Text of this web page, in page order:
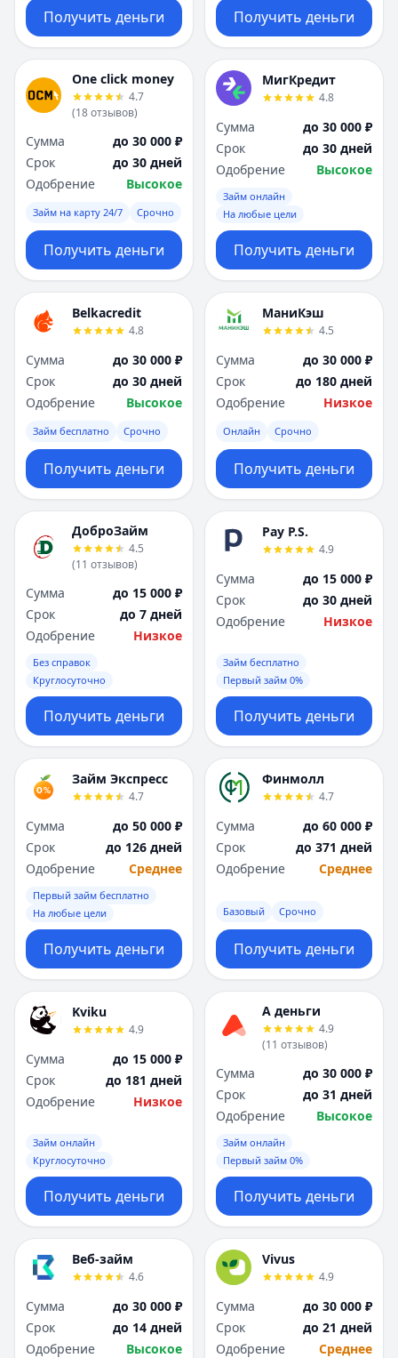
Получить деньги Получить деньги
One click money
4.7
(18отзывов)
Сумма
до 30 000 ₽
Срок
до 30 дней
Одобрение
Высокое
Займ на карту 24/7 Срочно
Получить деньги
МигКредит
4.8
Сумма
до 30 000 ₽
Срок
до 30 дней
Одобрение
Высокое
Займ онлайн
На любые цели
Получить деньги
Belkacredit
4.8
Сумма
до 30 000 ₽
Срок
до 30 дней
Одобрение
Высокое
Займ бесплатно Срочно
Получить деньги
МаниКэш
4.5
Сумма
до 30 000 ₽
Срок
до 180 дней
Одобрение
Низкое
Онлайн Срочно
Получить деньги
ДоброЗайм
4.5
(11 отзывов)
Сумма
до 15 000 ₽
Срок
до 7 дней
Одобрение
Низкое
Без справок
Круглосуточно
Получить деньги
Pay P.S.
4.9
Сумма
до 15 000 ₽
Срок
до 30 дней
Одобрение
Низкое
Займ бесплатно
Первый займ 0%
Получить деньги
Займ Экспресс
4.7
Сумма
до 50 000 ₽
Срок
до 126 дней
Одобрение
Среднее
Первый займ бесплатно
На любые цели
Получить деньги
Финмолл
4.7
Сумма
до 60 000 ₽
Срок
до 371 дней
Одобрение
Среднее
Базовый Срочно
Получить деньги
Kviku
4.9
Сумма
до 15 000 ₽
Срок
до 181 дней
Одобрение
Низкое
Займ онлайн
Круглосуточно
Получить деньги
А деньги
4.9
(11 отзывов)
Сумма
до 30 000 ₽
Срок
до 31 дней
Одобрение
Высокое
Займ онлайн
Первый займ 0%
Получить деньги
Веб-займ
4.6
Сумма
до 30 000 ₽
Срок
до 14 дней
Одобрение
Высокое
Vivus
4.9
Сумма
до 30 000 ₽
Срок
до 21 дней
Одобрение
Среднее